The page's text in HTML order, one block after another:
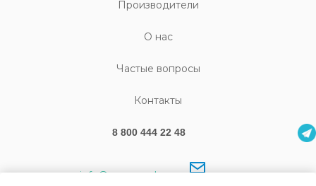
Производители
О нас
Частые вопросы
Контакты
8 800 444 22 48
info@sonography.ru